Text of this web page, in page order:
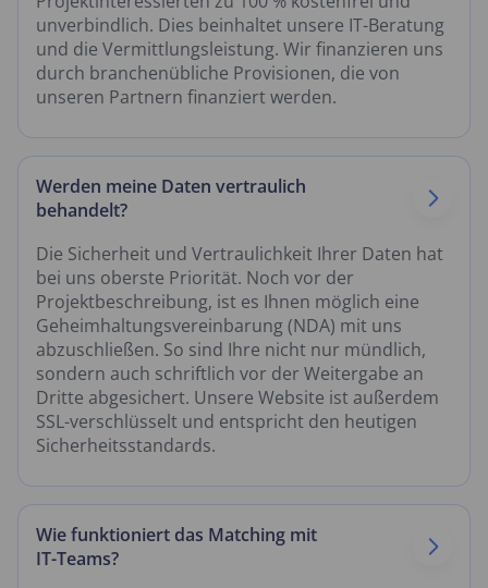
unverbindlich. Dies beinhaltet unsere IT-Beratung
und die Vermittlungsleistung. Wir finanzieren uns
durch branchenübliche Provisionen, die von
unseren Partnern finanziert werden.
Werden meine Daten vertraulich
behandelt?
Die Sicherheit und Vertraulichkeit Ihrer Daten hat
bei uns oberste Priorität. Noch vor der
Projektbeschreibung, ist es Ihnen möglich eine
Geheimhaltungsvereinbarung (NDA) mit uns
abzuschließen. So sind Ihre nicht nur mündlich,
sondern auch schriftlich vor der Weitergabe an
Dritte abgesichert. Unsere Website ist außerdem
SSL-verschlüsselt und entspricht den heutigen
Sicherheitsstandards.
Wie funktioniert das Matching mit
IT-Teams?